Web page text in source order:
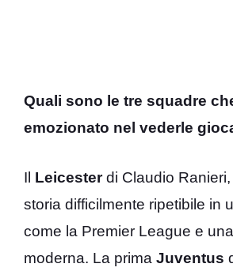
Quali sono le tre squadre
emozionato nel vederle
Il Leicesterdi Claudio
storia difficilmente ripetibile in
come la Premier League e
moderna. La prima Juventus